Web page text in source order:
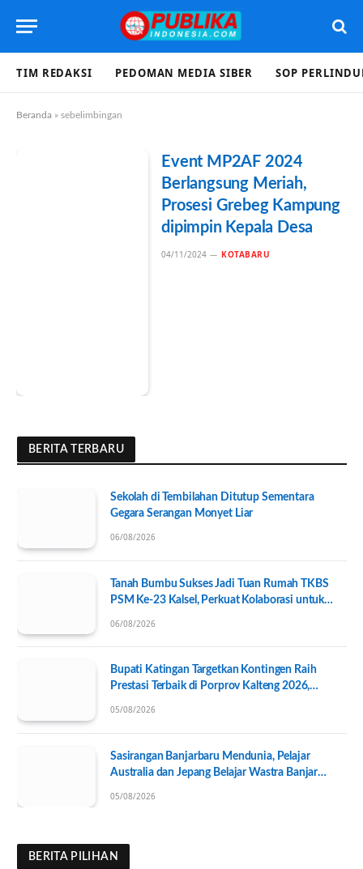
TIM REDAKSI PEDOMAN MEDIA SIBER SOP
Beranda » sebelimbingan
Event MP2AF 2024
Berlangsung Meriah,
Prosesi Grebeg Kampung
dipimpin Kepala Desa
04/11/2024 KOTABARU
BERITA TERBARU
Sekolah di Tembilahan Ditutup Sementara
Gegara Serangan Monyet Liar
06/08/2026
Tanah Bumbu Sukses Jadi Tuan Rumah TKBS
PSM Ke-23 Kalsel, Perkuat Kolaborasi untuk
06/08/2026
Bupati Katingan Targetkan Kontingen Raih
Prestasi Terbaik di Porprov Kalteng 2026,
05/08/2026
Sasirangan Banjarbaru Mendunia, Pelajar
Australia dan Jepang Belajar Wastra Banjar
05/08/2026
BERITA PILIHAN